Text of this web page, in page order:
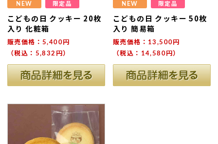
NEW 限定品
こどもの日 クッキー 20枚
入り 化粧箱
販売価格：5,400円
（税込：5,832円）
NEW 限定品
こどもの日 クッキー 50枚
入り 簡易箱
販売価格：13,500円
（税込：14,580円）